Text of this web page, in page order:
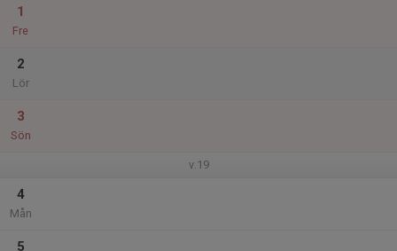
1
Fre
2
Lör
3
Sön
v.19
4
Mån
5